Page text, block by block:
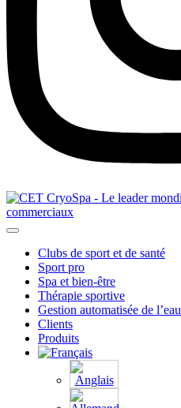
Clubs de sport et de santé
Sport pro
Spa et bien-être
Thérapie sportive
Gestion automatisée de l’eau
Clients
Produits